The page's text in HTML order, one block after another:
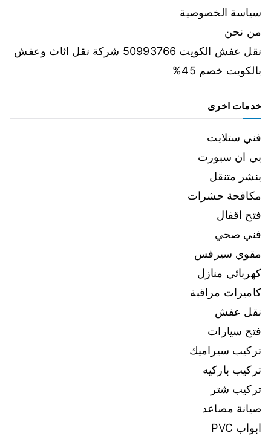
سياسة الخصوصية
من نحن
نقل عفش الكويت 50993766 شركة نقل اثاث وعفش
بالكويت خصم 45%
خدمات اخرى
فني ستلايت
بي ان سبورت
بنشر متنقل
مكافحة حشرات
فتح اقفال
فني صحي
مقوي سيرفس
كهربائي منازل
كاميرات مراقبة
نقل عفش
فتح سيارات
تركيب سيراميك
تركيب باركيه
تركيب شتر
صيانة مصاعد
ابواب PVC